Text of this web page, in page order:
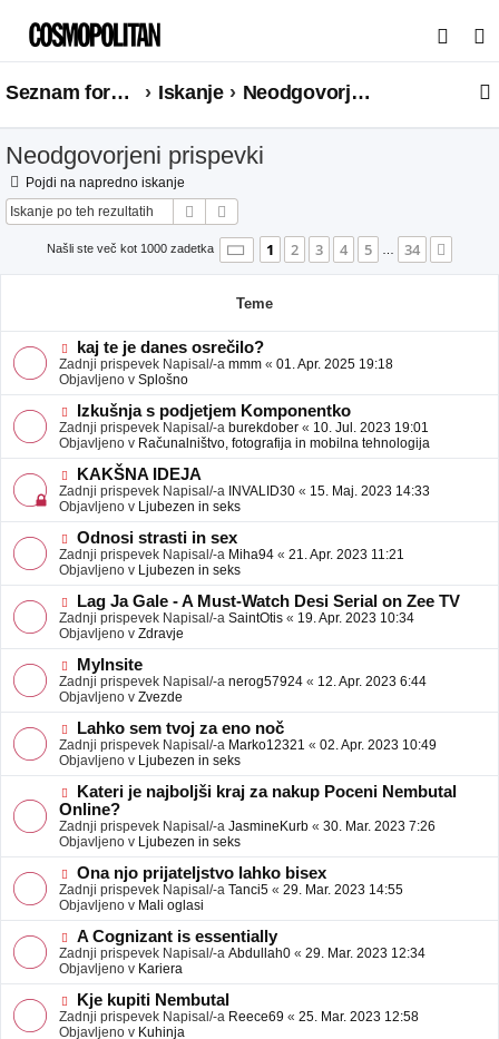
s
a
Seznam forumov Iskanje Neodgovorjeni prispevki
Neodgovorjeni prispevki
Pojdi na napredno iskanje
Iskanje
Našli ste več kot 1000 zadetka Stran 1od34
1 2 3 4 5 … 34
Teme
N
o
v
e
o
b
j
a
v
e
kaj te je danes osrečilo?
Zadnji prispevek Napisal/-a mmm « 01. Apr. 2025 19:18
Objavljeno v Splošno
N
o
v
e
o
b
j
a
v
e
Izkušnja s podjetjem Komponentko
Zadnji prispevek Napisal/-a burekdober « 10. Jul. 2023 19:01
Objavljeno v Računalništvo, fotografija in mobilna tehnologija
N
o
v
e
o
b
j
a
v
e
KAKŠNA IDEJA
Zadnji prispevek Napisal/-a INVALID30 « 15. Maj. 2023 14:33
Objavljeno v Ljubezen in seks
N
o
v
e
o
b
j
a
v
e
Odnosi strasti in sex
Zadnji prispevek Napisal/-a Miha94 « 21. Apr. 2023 11:21
Objavljeno v Ljubezen in seks
N
o
v
e
o
b
j
a
v
e
Lag Ja Gale - A Must-Watch Desi Serial on Zee TV
Zadnji prispevek Napisal/-a SaintOtis « 19. Apr. 2023 10:34
Objavljeno v Zdravje
N
o
v
e
o
b
j
a
v
e
MyInsite
Zadnji prispevek Napisal/-a nerog57924 « 12. Apr. 2023 6:44
Objavljeno v Zvezde
N
o
v
e
o
b
j
a
v
e
Lahko sem tvoj za eno noč
Zadnji prispevek Napisal/-a Marko12321 « 02. Apr. 2023 10:49
Objavljeno v Ljubezen in seks
N
o
v
e
o
b
j
a
v
Kateri je najboljši kraj za nakup Poceni Nembutal
Online?
Zadnji prispevek Napisal/-a JasmineKurb « 30. Mar. 2023 7:26
Objavljeno v Ljubezen in seks
N
o
v
e
o
b
j
a
v
e
Ona njo prijateljstvo lahko bisex
Zadnji prispevek Napisal/-a Tanci5 « 29. Mar. 2023 14:55
Objavljeno v Mali oglasi
N
o
v
e
o
b
j
A Cognizant is essentially
Zadnji prispevek Napisal/-a Abdullah0 « 29. Mar. 2023 12:34
Objavljeno v Kariera
N
o
v
Kje kupiti Nembutal
Zadnji prispevek Napisal/-a Reece69 « 25. Mar. 2023 12:58
Objavljeno v Kuhinja